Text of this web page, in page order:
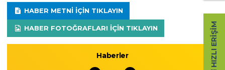
HABER METNI IÇIN TIKLAYIN
HABER FOTOĞRAFLARI IÇIN TIKLAYIN
Haberler HIZLI ERIŞIM